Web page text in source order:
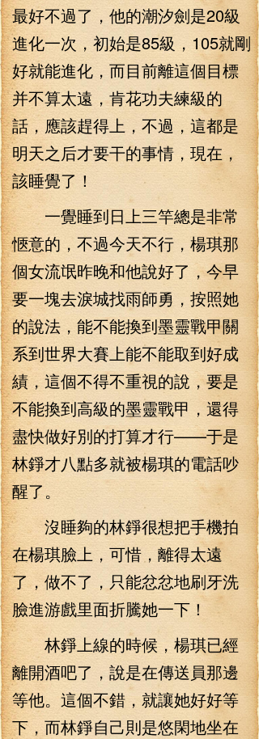
最好不過了，他的潮汐劍是20級
進化一次，初始是85級，105就剛
好就能進化，而目前離這個目標
并不算太遠，肯花功夫練級的
話，應該趕得上，不過，這都是
明天之后才要干的事情，現在，
該睡覺了！
一覺睡到日上三竿總是非常
愜意的，不過今天不行，楊琪那
個女流氓昨晚和他說好了，今早
要一塊去淚城找雨師勇，按照她
的說法，能不能換到墨靈戰甲關
系到世界大賽上能不能取到好成
績，這個不得不重視的說，要是
不能換到高級的墨靈戰甲，還得
盡快做好別的打算才行——于是
林錚才八點多就被楊琪的電話吵
醒了。
沒睡夠的林錚很想把手機拍
在楊琪臉上，可惜，離得太遠
了，做不了，只能忿忿地刷牙洗
臉進游戲里面折騰她一下！
林錚上線的時候，楊琪已經
離開酒吧了，說是在傳送員那邊
等他。這個不錯，就讓她好好等
下，而林錚自己則是悠閑地坐在